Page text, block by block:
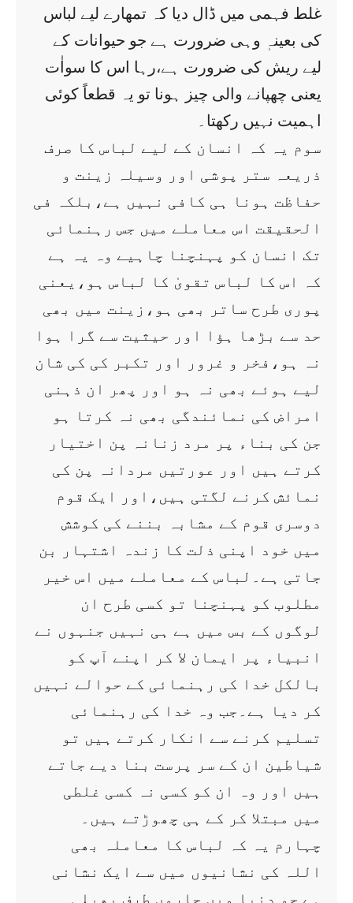
غلط فہمی میں ڈال دیا کہ تمھارے لیے لباس
کی بعینہٖ وہی ضرورت ہے جو حیوانات کے
لیے ریش کی ضرورت ہے،رہا اس کا سواٰت
یعنی چھپانے والی چیز ہونا تو یہ قطعاً کوئی
اہمیت نہیں رکھتا۔
سوم یہ کہ انسان کے لیے لباس کا صرف
ذریعہ ستر پوشی اور وسیلہ زینت و
حفاظت ہونا ہی کافی نہیں ہے،بلکہ فی
الحقیقت اس معاملے میں جس رہنمائی
تک انسان کو پہنچنا چاہیے وہ یہ ہے
کہ اس کا لباس تقویٰ کا لباس ہو،یعنی
پوری طرح ساتر بھی ہو،زینت میں بھی
حد سے بڑھا ہؤا اور حیثیت سے گرا ہوا
نہ ہو،فخر و غرور اور تکبر کی کی شان
لیے ہوئے بھی نہ ہو اور پھر ان ذہنی
امراض کی نمائندگی بھی نہ کرتا ہو
جن کی بناء پر مرد زنانہ پن اختیار
کرتے ہیں اور عورتیں مردانہ پن کی
نمائش کرنے لگتی ہیں،اور ایک قوم
دوسری قوم کے مشابہ بننے کی کوشش
میں خود اپنی ذلت کا زندہ اشتہار بن
جاتی ہے۔لباس کے معاملے میں اس خیر
مطلوب کو پہنچنا تو کسی طرح ان
لوگوں کے بس میں ہے ہی نہیں جنہوں نے
انبیاء پر ایمان لا کر اپنے آپ کو
بالکل خدا کی رہنمائی کے حوالے نہیں
کر دیا ہے۔جب وہ خدا کی رہنمائی
تسلیم کرنے سے انکار کرتے ہیں تو
شیاطین ان کے سر پرست بنا دیے جاتے
ہیں اور وہ ان کو کسی نہ کسی غلطی
میں مبتلا کر کے ہی چھوڑتے ہیں۔
چہارم یہ کہ لباس کا معاملہ بھی
اللہ کی نشانیوں میں سے ایک نشانی
ہے جو دنیا میں چاروں طرف پھیلی